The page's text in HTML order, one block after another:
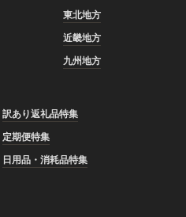
東北地方
近畿地方
九州地方
訳あり返礼品特集
定期便特集
日用品・消耗品特集